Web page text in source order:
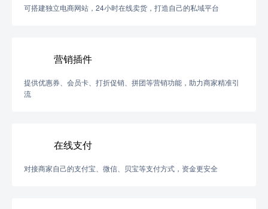
可搭建独立电商网站，24小时在线卖货，打造自己的私域平台
营销插件
提供优惠券、会员卡、打折促销、拼团等营销功能，助力商家精准引
流
在线支付
对接商家自己的支付宝、微信、贝宝等支付方式，资金更安全